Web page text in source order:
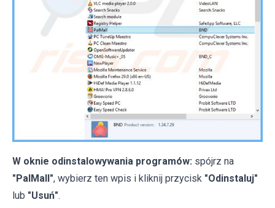
W oknie odinstalowywania programów: spójrz na
"PalMall", wybierz ten wpis i kliknij przycisk "Odinstaluj"
lub "Usuń".